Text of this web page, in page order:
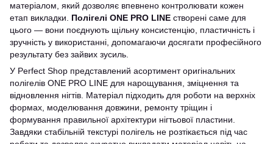
матеріалом, який дозволяє впевнено контролювати кожен
етап викладки. Полігелі ONE PRO LINE створені саме для
цього — вони поєднують щільну консистенцію, пластичність і
зручність у використанні, допомагаючи досягати професійного
результату без зайвих зусиль.
У Perfect Shop представлений асортимент оригінальних
полігелів ONE PRO LINE для нарощування, зміцнення та
відновлення нігтів. Матеріал підходить для роботи на верхніх
формах, моделювання довжини, ремонту тріщин і
формування правильної архітектури нігтьової пластини.
Завдяки стабільній текстурі полігель не розтікається під час